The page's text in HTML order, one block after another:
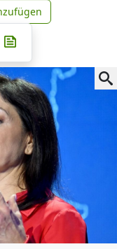
zu Google
Whatsapp
auf Telegram
auf X